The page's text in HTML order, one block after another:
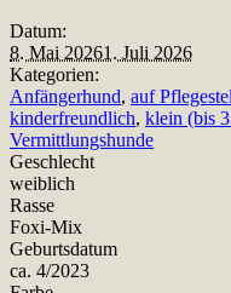
Datum:
8. Mai 20261. Juli 2026
Kategorien:
Anfängerhund, auf
kinderfreundlich, klein (bis
Vermittlungshunde
Geschlecht
weiblich
Rasse
Foxi-Mix
Geburtsdatum
ca. 4/2023